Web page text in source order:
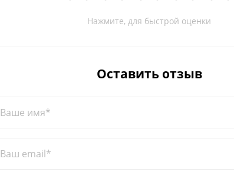
Нажмите, для быстрой оценки
Оставить отзыв
Ваше имя*
Ваш email*